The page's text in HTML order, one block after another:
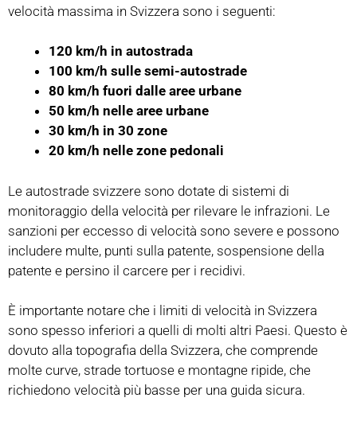
velocità massima in Svizzera sono i seguenti:
120 km/h in autostrada
100 km/h sulle semi-autostrade
80 km/h fuori dalle aree urbane
50 km/h nelle aree urbane
30 km/h in 30 zone
20 km/h nelle zone pedonali
Le autostrade svizzere sono dotate di sistemi di
monitoraggio della velocità per rilevare le infrazioni. Le
sanzioni per eccesso di velocità sono severe e possono
includere multe, punti sulla patente, sospensione della
patente e persino il carcere per i recidivi.
È importante notare che i limiti di velocità in Svizzera
sono spesso inferiori a quelli di molti altri Paesi. Questo è
dovuto alla topografia della Svizzera, che comprende
molte curve, strade tortuose e montagne ripide, che
richiedono velocità più basse per una guida sicura.